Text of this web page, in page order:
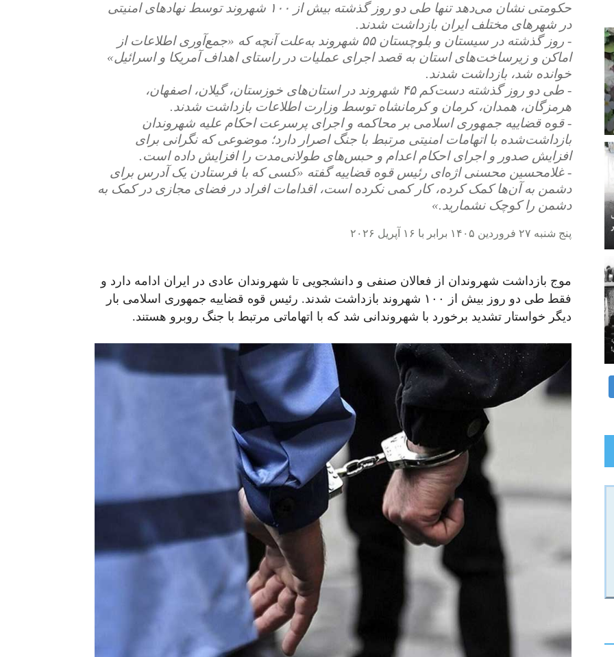
حکومتی نشان می‌دهد تنها طی دو روز گذشته بیش از ۱۰۰ شهروند توسط نهادهای امنیتی
در شهرهای مختلف ایران بازداشت شدند.
- روز گذشته در سیستان و بلوچستان ۵۵ شهروند به‌علت آنچه که «جمع‌آوری اطلاعات از
اماکن و زیرساخت‌های استان به قصد اجرای عملیات در راستای اهداف آمریکا و اسرائیل»
خوانده شد، بازداشت شدند.
- طی دو روز گذشته دست‌کم ۴۵ شهروند در استان‌های خوزستان، گیلان، اصفهان،
هرمزگان، همدان، کرمان و کرمانشاه توسط وزارت اطلاعات بازداشت شدند.
- قوه قضاییه جمهوری اسلامی بر محاکمه و اجرای پرسرعت احکام علیه شهروندان
بازداشت‌شده با اتهامات امنیتی مرتبط با جنگ اصرار دارد؛ موضوعی که نگرانی برای
افزایش صدور و اجرای احکام اعدام و حبس‌های طولانی‌مدت را افزایش داده است.
- غلامحسین محسنی اژه‌ای رئیس قوه قضاییه گفته «کسی که با فرستادن یک آدرس برای
دشمن به آن‌ها کمک کرده، کار کمی نکرده است، اقدامات افراد در فضای مجازی در کمک به
دشمن را کوچک نشمارید.»
پنج شنبه ۲۷ فروردین ۱۴۰۵ برابر با ۱۶ آپریل ۲۰۲۶
موج بازداشت شهروندان از فعالان صنفی و دانشجویی تا شهروندان عادی در ایران ادامه دارد و
فقط طی دو روز بیش از ۱۰۰ شهروند بازداشت شدند. رئیس قوه قضاییه جمهوری اسلامی بار
دیگر خواستار تشدید برخورد با شهروندانی شد که با اتهاماتی مرتبط با جنگ روبرو هستند.